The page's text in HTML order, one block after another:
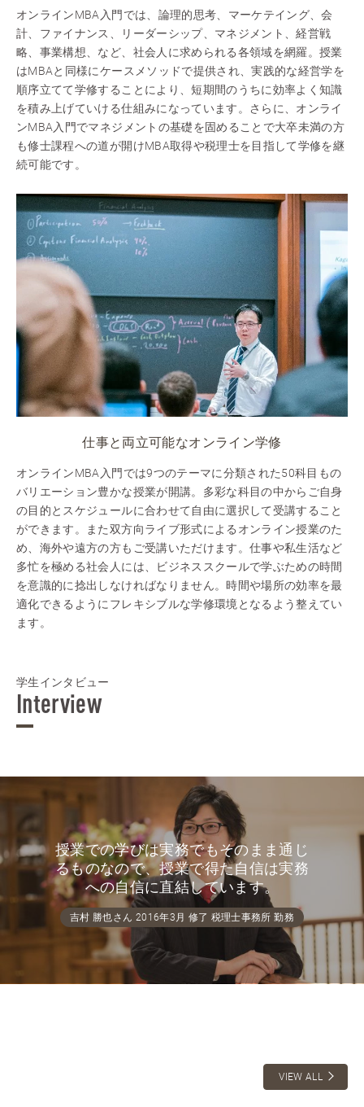
オンラインMBA入門では、論理的思考、マーケテイング、会
計、ファイナンス、リーダーシップ、マネジメント、経営戦
略、事業構想、など、社会人に求められる各領域を網羅。授業
はMBAと同様にケースメソッドで提供され、実践的な経営学を
順序立てて学修することにより、短期間のうちに効率よく知識
を積み上げていける仕組みになっています。さらに、オンライ
ンMBA入門でマネジメントの基礎を固めることで大卒未満の方
も修士課程への道が開けMBA取得や税理士を目指して学修を継
続可能です。
仕事と両立可能なオンライン学修
オンラインMBA入門では9つのテーマに分類された50科目もの
バリエーション豊かな授業が開講。多彩な科目の中からご自身
の目的とスケジュールに合わせて自由に選択して受講すること
ができます。また双方向ライブ形式によるオンライン授業のた
め、海外や遠方の方もご受講いただけます。仕事や私生活など
多忙を極める社会人には、ビジネススクールで学ぶための時間
を意識的に捻出しなければなりません。時間や場所の効率を最
適化できるようにフレキシブルな学修環境となるよう整えてい
ます。
学生インタビュー
Interview
授業での学びは実務でもそのまま通じ
るものなので、授業で得た自信は実務
への自信に直結しています。
吉村 勝也さん 2016年3月 修了 税理士事務所 勤務
VIEW ALL